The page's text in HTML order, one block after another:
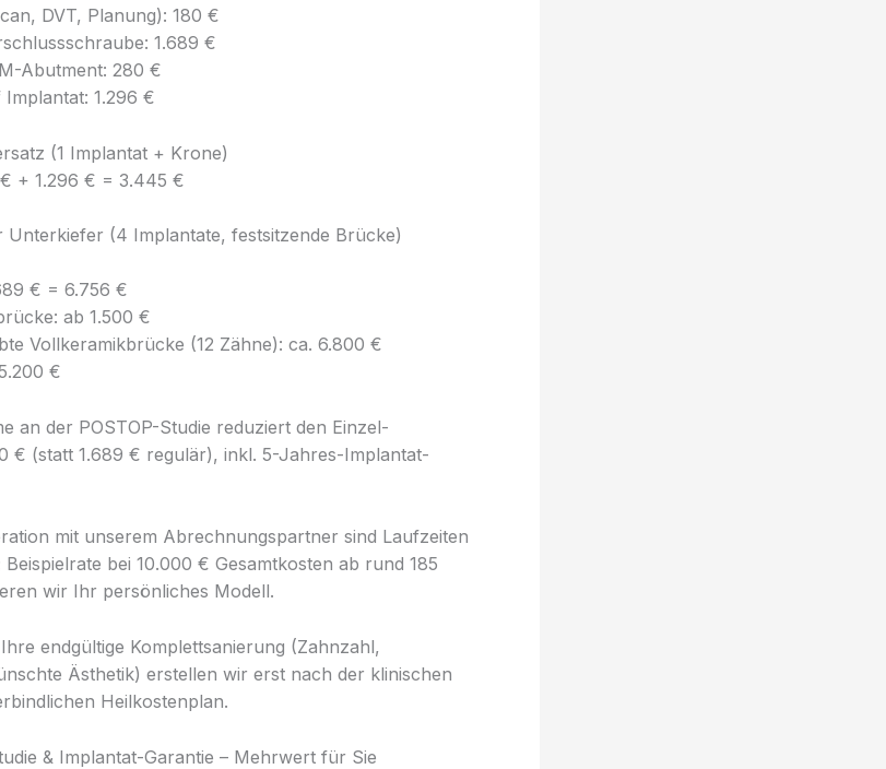
DVT, Planung): 180 €
1.689 €
Abutment: 280 €
1.296 €
(1 Implantat + Krone)
+ 1.296 € = 3.445 €
Unterkiefer (4 Implantate, festsitzende Brücke)
€ = 6.756 €
ab 1.500 €
Vollkeramikbrücke (12 Zähne): ca. 6.800 €
€
an der POSTOP-Studie reduziert den Einzel-
€ (statt 1.689 € regulär), inkl. 5-Jahres-Implantat-
mit unserem Abrechnungspartner sind Laufzeiten
bei 10.000 € Gesamtkosten ab rund 185
wir Ihr persönliches Modell.
endgültige Komplettsanierung (Zahnzahl,
Ästhetik) erstellen wir erst nach der klinischen
Heilkostenplan.
& Implantat-Garantie – Mehrwert für Sie